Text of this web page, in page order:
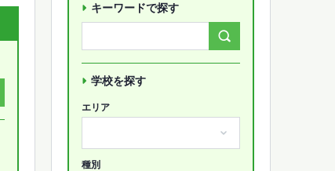
キーワードで探す
学校を探す
エリア
種別